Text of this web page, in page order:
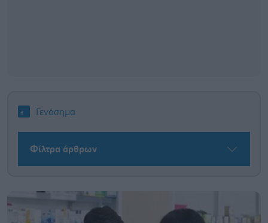
Γενόσημα
Φίλτρα άρθρων